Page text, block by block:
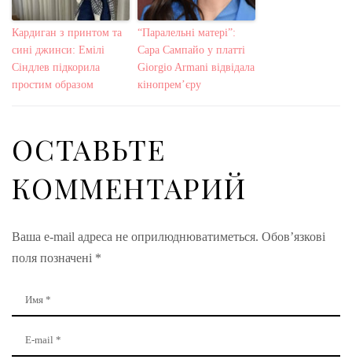
Кардиган з принтом та
сині джинси: Емілі
Сіндлев підкорила
простим образом
“Паралельні матері”:
Сара Сампайо у платті
Giorgio Armani відвідала
кінопрем’єру
ОСТАВЬТЕ
КОММЕНТАРИЙ
Ваша e-mail адреса не оприлюднюватиметься. Обов’язкові
поля позначені *